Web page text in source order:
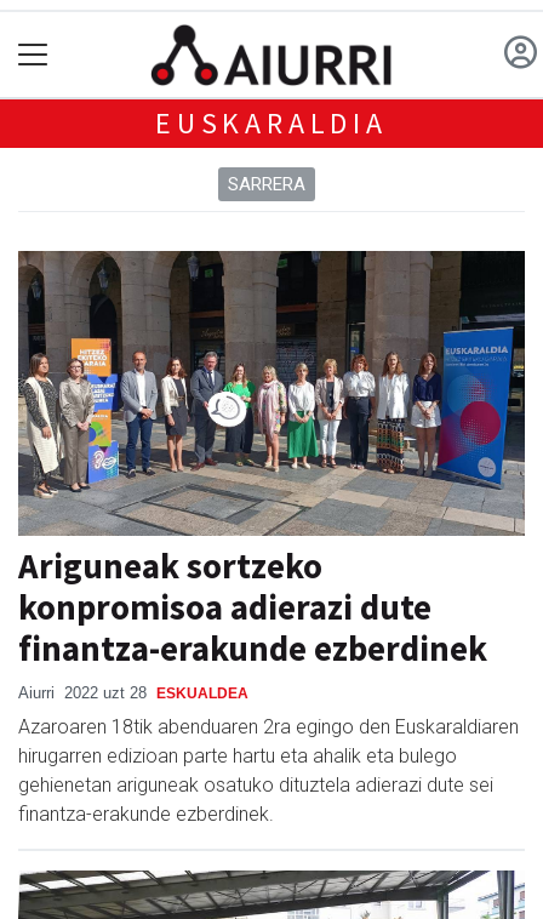
EUSKARALDIA
SARRERA
Ariguneak sortzeko
konpromisoa adierazi dute
finantza-erakunde ezberdinek
Aiurri 2022 uzt 28 ESKUALDEA
Azaroaren 18tik abenduaren 2ra egingo den Euskaraldiaren
hirugarren edizioan parte hartu eta ahalik eta bulego
gehienetan ariguneak osatuko dituztela adierazi dute sei
finantza-erakunde ezberdinek.